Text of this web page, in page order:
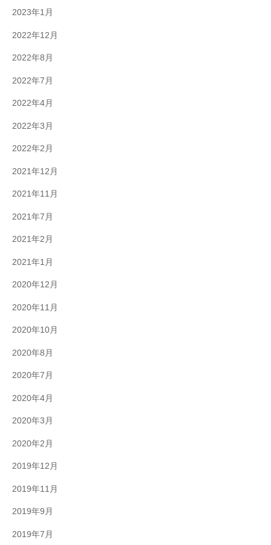
2023年1月
2022年12月
2022年8月
2022年7月
2022年4月
2022年3月
2022年2月
2021年12月
2021年11月
2021年7月
2021年2月
2021年1月
2020年12月
2020年11月
2020年10月
2020年8月
2020年7月
2020年4月
2020年3月
2020年2月
2019年12月
2019年11月
2019年9月
2019年7月